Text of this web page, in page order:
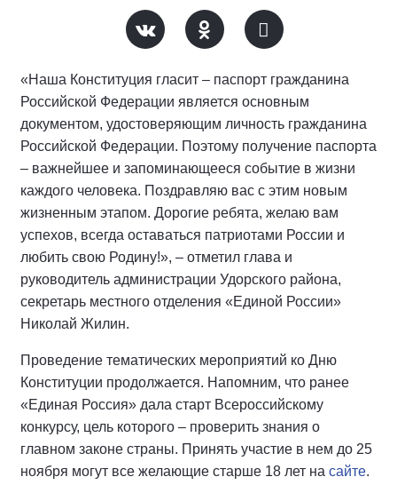
«Наша Конституция гласит – паспорт гражданина
Российской Федерации является основным
документом, удостоверяющим личность гражданина
Российской Федерации. Поэтому получение паспорта
– важнейшее и запоминающееся событие в жизни
каждого человека. Поздравляю вас с этим новым
жизненным этапом. Дорогие ребята, желаю вам
успехов, всегда оставаться патриотами России и
любить свою Родину!», – отметил глава и
руководитель администрации Удорского района,
секретарь местного отделения «Единой России»
Николай Жилин.
Проведение тематических мероприятий ко Дню
Конституции продолжается. Напомним, что ранее
«Единая Россия» дала старт Всероссийскому
конкурсу, цель которого – проверить знания о
главном законе страны. Принять участие в нем до 25
ноября могут все желающие старше 18 лет на сайте.